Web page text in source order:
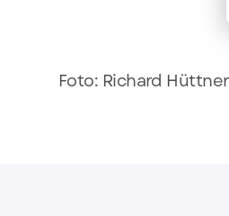
Foto: Richard Hüttner